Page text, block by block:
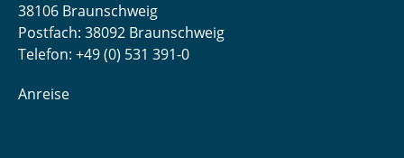
38106 Braunschweig
Postfach: 38092 Braunschweig
Telefon: +49 (0) 531 391-0
Anreise